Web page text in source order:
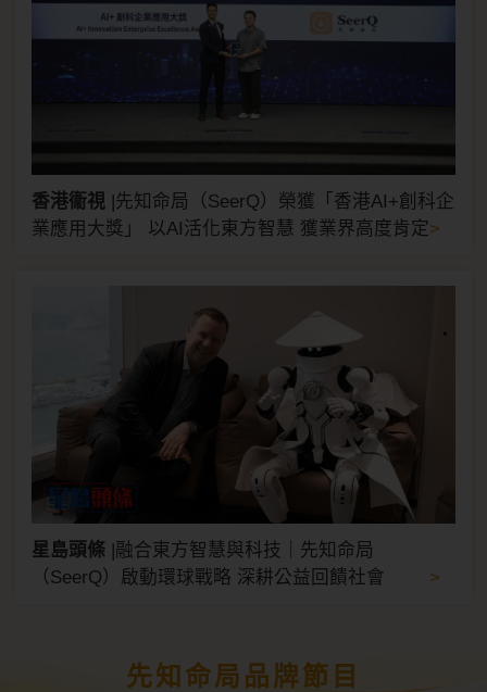
香港衞視|先知命局（SeerQ）榮獲「香港AI+創科企
業應用大獎」 以AI活化東方智慧 獲業界高度肯定>
星島頭條| 融合東方智慧與科技｜先知命局
（SeerQ）啟動環球戰略 深耕公益回饋社會
>
先知命局品牌節目